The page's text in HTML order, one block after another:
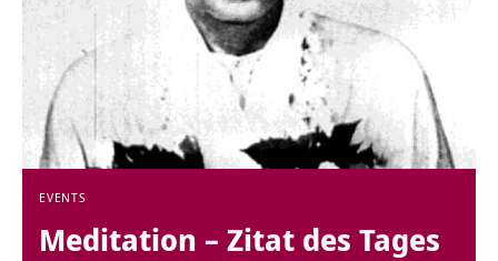
EVENTS
Meditation – Zitat des Tages